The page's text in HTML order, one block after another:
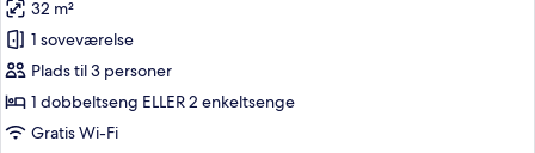
billeder
af
Apartamento
Vista
Mar
32 m²
1 soveværelse
Plads til 3 personer
1 dobbeltseng ELLER 2 enkeltsenge
Gratis Wi-Fi